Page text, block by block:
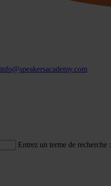
info@speakersacademy.com
Entrez un terme de recherche :